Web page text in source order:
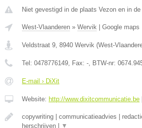
Niet gevestigd in de plaats Vezon en in
West-Vlaanderen » Wervik Google maps
Veldstraat 9, 8940 Wervik (West-
Tel: 0478776149, Fax: -, BTW-nr:
E-mail › DiXit
Website: http://www.dixitcommunicatie.be
copywriting | communicatieadvies |
herschrijven |
▼